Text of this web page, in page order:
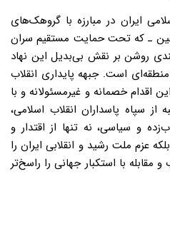
ایران در مبارزه با گروهک‌های
ـ که تحت حمایت مستقیم سران
سندی روشن بر نقش بی‌بدیل این نهاد
است. جبهه پایداری انقلاب
خصمانه و غیرمسئولانه و با
سپاه پاسداران انقلاب اسلامی،
و سیاسی، نه‌ تنها از اقتدار و
عزم ملت رشید و انقلابی ایران را
مقابله با استکبار جهانی را راسخ‌تر